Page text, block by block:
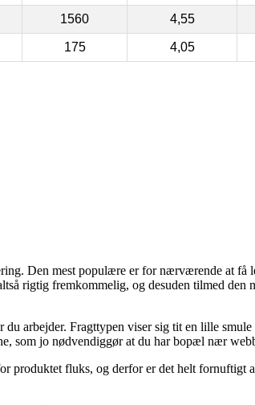
1560 4,55
175 4,05
Den mest populære er for nærværende at få
rigtig fremkommelig, og desuden tilmed den
arbejder. Fragttypen viser sig tit en lille
som jo nødvendiggør at du har bopæl nær
produktet fluks, og derfor er det helt fornuftigt